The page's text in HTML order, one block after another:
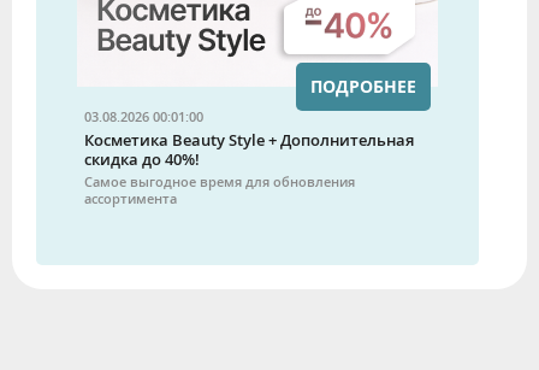
03.08.2026 00:01:00
Косметика Beauty Style + Дополнительная
скидка до 40%!
Самое выгодное время для обновления
ассортимента
ПОДРОБНЕЕ